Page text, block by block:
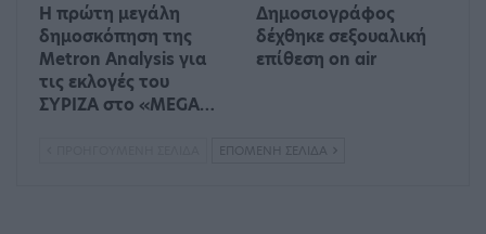
Η πρώτη μεγάλη
δημοσκόπηση της
Metron Analysis για
τις εκλογές του
ΣΥΡΙΖΑ στο «MEGA…
Δημοσιογράφος
δέχθηκε σεξουαλική
επίθεση on air
ΕΠΌΜΕΝΗ ΣΕΛΊΔΑ